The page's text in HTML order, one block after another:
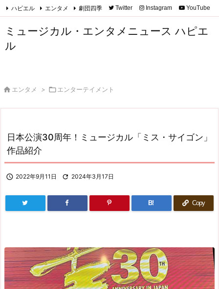
ハピエル エンタメ 劇団四季 Twitter Instagram YouTube
ミュージカル・エンタメニュース ハピエ
ル
 エンタメ >  エンターテイメント
日本公演30周年！ミュージカル「ミス・サイゴン」
作品紹介
 2022年9月11日  2024年3月17日
B! Copy